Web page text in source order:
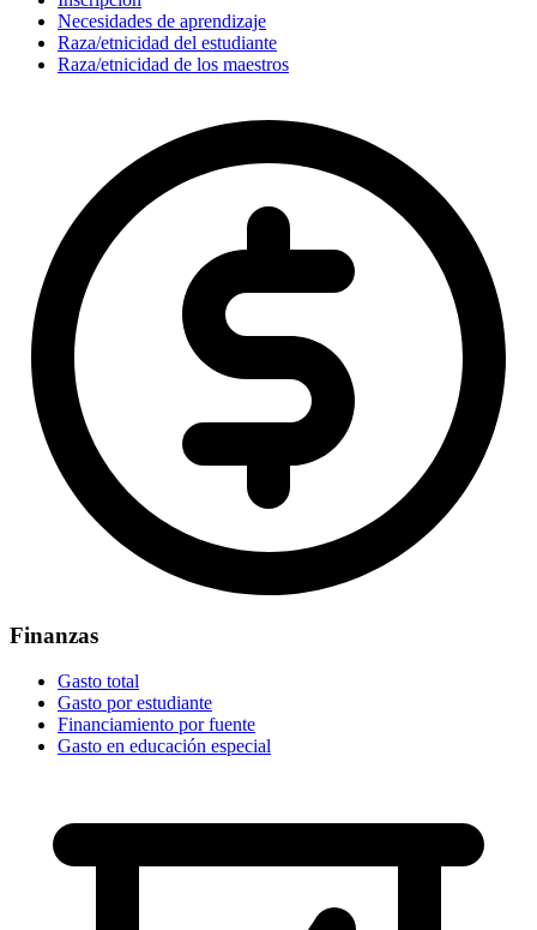
Necesidades de aprendizaje
Raza/etnicidad del estudiante
Raza/etnicidad de los maestros
Finanzas
Gasto total
Gasto por estudiante
Financiamiento por fuente
Gasto en educación especial